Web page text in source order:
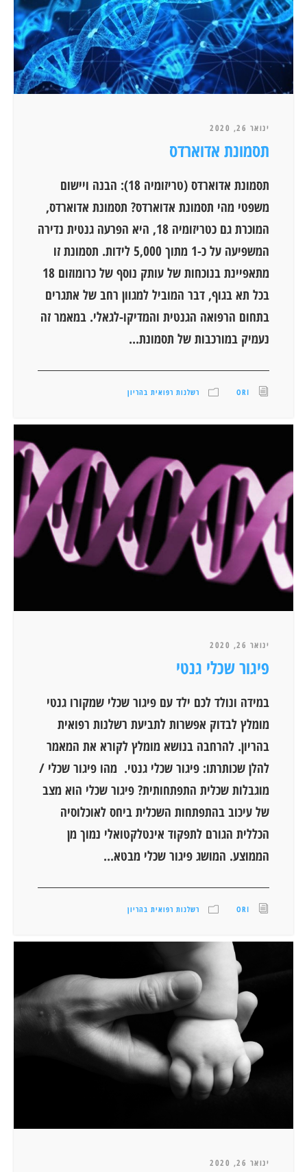
ינואר 26, 2020
תסמונת אדוארדס
תסמונת אדוארדס (טריזומיה 18): הבנה ויישום
משפטי מהי תסמונת אדוארדס? תסמונת אדוארדס,
המוכרת גם כטריזומיה 18, היא הפרעה גנטית נדירה
המשפיעה על כ-1 מתוך 5,000 לידות. תסמונת זו
מתאפיינת בנוכחות של עותק נוסף של כרומוזום 18
בכל תא בגוף, דבר המוביל למגוון רחב של אתגרים
בתחום הרפואה הגנטית והמדיקו-לגאלי. במאמר זה
נעמיק במורכבות של תסמונת...
ORI רשלנות רפואית בהריון
ינואר 26, 2020
פיגור שכלי גנטי
במידה ונולד לכם ילד עם פיגור שכלי שמקורו גנטי
מומלץ לבדוק אפשרות לתביעת רשלנות רפואית
בהריון. להרחבה בנושא מומלץ לקורא את המאמר
להלן שכותרתו: פיגור שכלי גנטי. מהו פיגור שכלי /
מוגבלות שכלית התפתחותית? פיגור שכלי הוא מצב
של עיכוב בהתפתחות השכלית ביחס לאוכלוסיה
הכללית הגורם לתפקוד אינטלקטואלי נמוך מן
הממוצע. המושג פיגור שכלי מבטא...
ORI רשלנות רפואית בהריון
ינואר 26, 2020